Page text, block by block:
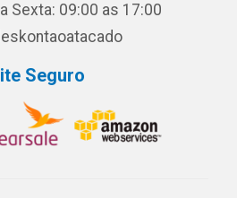
Sexta: 09:00 as 17:00
Seguro